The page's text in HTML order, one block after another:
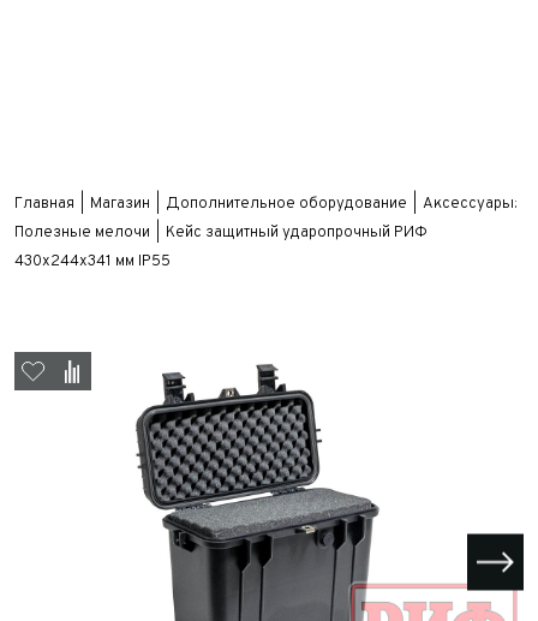
Главная Магазин Дополнительное оборудование
Аксессуары:
Полезные мелочи
Кейс защитный ударопрочный РИФ
430х244х341 мм IP55